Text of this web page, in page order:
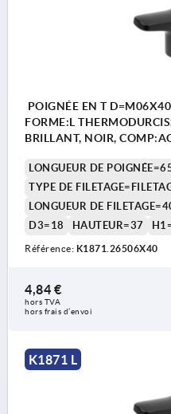
POIGNÉE EN T
FORME:L
BRILLANT, NOIR,
LONGUEUR DE
TYPE DE
LONGUEUR DE
D3=18
HAUTEUR=37
Référence: K1871.26506X40
4,84 €
hors TVA
hors frais d’envoi
K1871 L